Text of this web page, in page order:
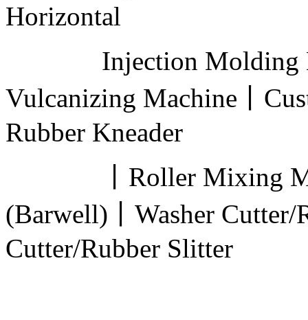
Horizontal
Injection Molding
Vulcanizing Machine丨
Rubber Kneader
丨Roller Mixing Mill
(Barwell)丨Washer
Cutter/Rubber Slitter